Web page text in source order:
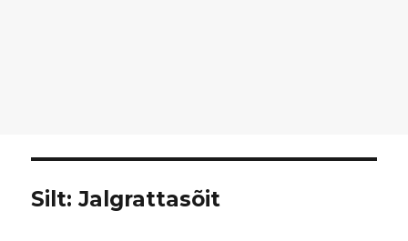
Silt:Jalgrattasõit